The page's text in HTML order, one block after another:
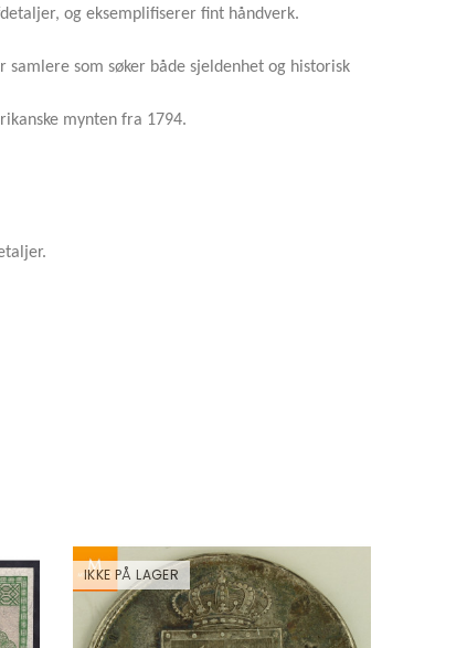
og eksemplifiserer fint håndverk.
som søker både sjeldenhet og historisk
mynten fra 1794.
IKKE PÅ LAGER